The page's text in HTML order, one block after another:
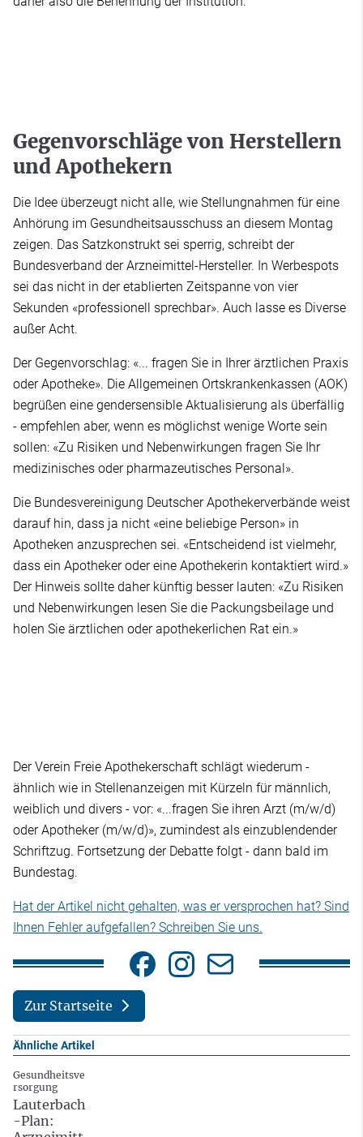
Gegenvorschläge von Herstellern
und Apothekern
Die Idee überzeugt nicht alle, wie Stellungnahmen für eine
Anhörung im Gesundheitsausschuss an diesem Montag
zeigen. Das Satzkonstrukt sei sperrig, schreibt der
Bundesverband der Arzneimittel-Hersteller. In Werbespots
sei das nicht in der etablierten Zeitspanne von vier
Sekunden «professionell sprechbar». Auch lasse es Diverse
außer Acht.
Der Gegenvorschlag: «... fragen Sie in Ihrer ärztlichen Praxis
oder Apotheke». Die Allgemeinen Ortskrankenkassen (AOK)
begrüßen eine gendersensible Aktualisierung als überfällig
- empfehlen aber, wenn es möglichst wenige Worte sein
sollen: «Zu Risiken und Nebenwirkungen fragen Sie Ihr
medizinisches oder pharmazeutisches Personal».
Die Bundesvereinigung Deutscher Apothekerverbände weist
darauf hin, dass ja nicht «eine beliebige Person» in
Apotheken anzusprechen sei. «Entscheidend ist vielmehr,
dass ein Apotheker oder eine Apothekerin kontaktiert wird.»
Der Hinweis sollte daher künftig besser lauten: «Zu Risiken
und Nebenwirkungen lesen Sie die Packungsbeilage und
holen Sie ärztlichen oder apothekerlichen Rat ein.»
Der Verein Freie Apothekerschaft schlägt wiederum -
ähnlich wie in Stellenanzeigen mit Kürzeln für männlich,
weiblich und divers - vor: «...fragen Sie ihren Arzt (m/w/d)
oder Apotheker (m/w/d)», zumindest als einzublendender
Schriftzug. Fortsetzung der Debatte folgt - dann bald im
Bundestag.
Hat der Artikel nicht gehalten, was er versprochen hat? Sind
Ihnen Fehler aufgefallen? Schreiben Sie uns.
Zur Startseite
Ähnliche Artikel
Gesundheitsve
rsorgung
Lauterbach
-Plan: